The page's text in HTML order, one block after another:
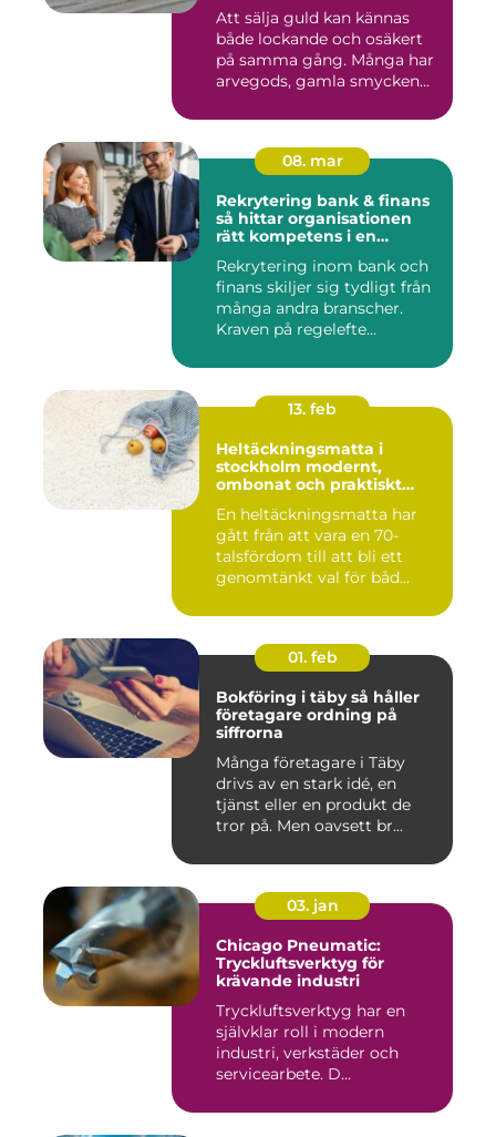
Att sälja guld kan kännas
både lockande och osäkert
på samma gång. Många har
arvegods, gamla smycken...
08. mar
Rekrytering bank & finans
så hittar organisationen
rätt kompetens i en
Rekrytering inom bank och
finans skiljer sig tydligt från
många andra branscher.
Kraven på regelefte...
13. feb
Heltäckningsmatta i
stockholm modernt,
ombonat och praktiskt
En heltäckningsmatta har
gått från att vara en 70-
talsfördom till att bli ett
genomtänkt val för båd...
01. feb
Bokföring i täby så håller
företagare ordning på
siffrorna
Många företagare i Täby
drivs av en stark idé, en
tjänst eller en produkt de
tror på. Men oavsett br...
03. jan
Chicago Pneumatic:
Tryckluftsverktyg för
krävande industri
Tryckluftsverktyg har en
självklar roll i modern
industri, verkstäder och
servicearbete. D...